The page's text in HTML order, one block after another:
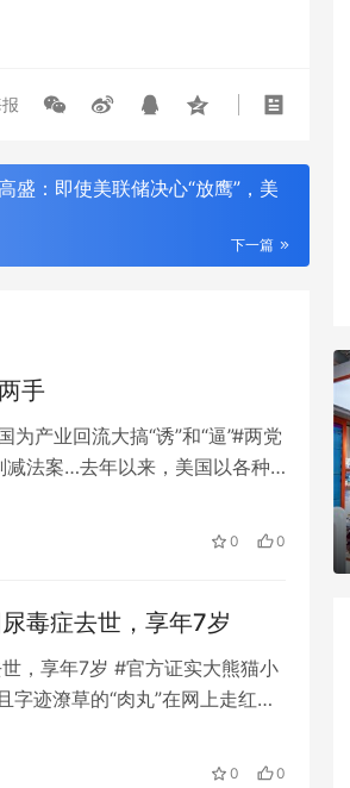
盛：即使美联储决心“放鹰”，美
下一篇
手
为产业回流大搞“诱”和“逼”#两党
法案…去年以来，美国以各种
车产业的发展，招致了包括美
0 0
毒症去世，享年7岁
，享年7岁 #官方证实大熊猫小
字迹潦草的“肉丸”在网上走红，
年6月因尿毒症去世。 “大熊
0 0
行重庆分行扎实推进安全保卫工作